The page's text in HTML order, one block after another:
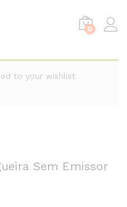
0
to your wishlist
Sem Emissor